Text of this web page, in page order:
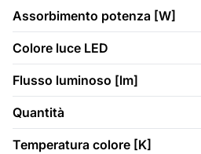
Assorbimento potenza [W]
Colore luce LED
Flusso luminoso [lm]
Quantità
Temperatura colore [K]